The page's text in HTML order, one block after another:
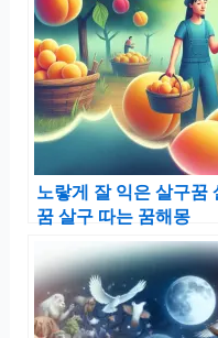
노랗게 잘 익은 살구꿈
꿈 살구 따는 꿈해몽